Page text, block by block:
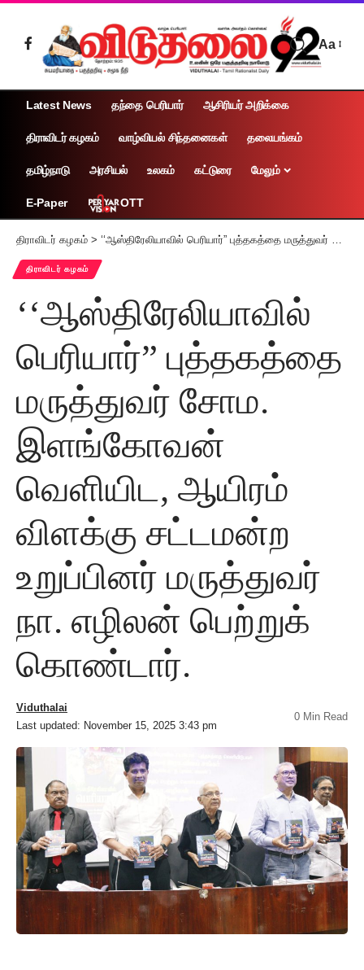
Aa
Latest News தந்தை பெரியார் ஆசிரியர் அறிக்கை
திராவிடர் கழகம் வாழ்வியல் சிந்தனைகள் தலையங்கம்
தமிழ்நாடு அரசியல் உலகம் கட்டுரை மேலும்
E-Paper OTT
திராவிடர் கழகம் > ‘‘ஆஸ்திரேலியாவில் பெரியார்” புத்தகத்தை மருத்துவர் சோம. இளங்கோவன் வெளியிட, ஆயிரம் விளக்கு சட்டமன்ற உறுப்பினர் மருத்துவர் நா. எழிலன் பெற்றுக் கொண்டார்.
திராவிடர் கழகம்
‘‘ஆஸ்திரேலியாவில்
பெரியார்” புத்தகத்தை
மருத்துவர் சோம.
இளங்கோவன்
வெளியிட, ஆயிரம்
விளக்கு சட்டமன்ற
உறுப்பினர் மருத்துவர்
நா. எழிலன் பெற்றுக்
கொண்டார்.
Last updated: November 15, 2025 3:43 pm
Viduthalai
0 Min Read